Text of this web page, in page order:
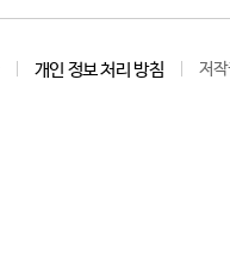
개인 정보 처리 방침 저